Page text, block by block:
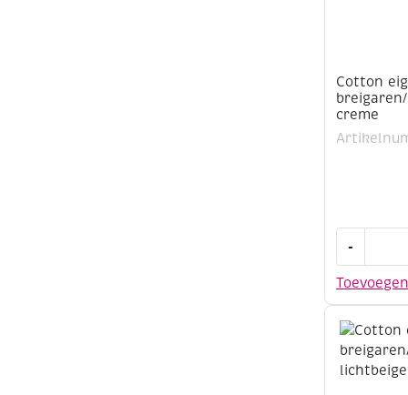
Cotton
creme
Toevoegen
-
8/4,
50
gram,
creme